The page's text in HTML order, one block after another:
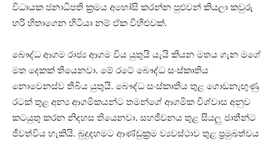
විධායක ජනාධිපති ක්‍රමය අහෝසි කරන්න පුළුවන් කියලා කවුරු
හරි හිතාගෙන හිටියා නම් ඒක විහිළුවක්.
බෞද්ධ ආගම රාජ්‍ය ආගම විය යුතුයි යැයි කියන මතය ගැන මගේ
මත දෙකක් තියෙනවා. මේ රටේ බෞද්ධ සංස්කෘතිය
නොවෙනස්ව තිබිය යුතුයි. බෞද්ධ සංස්කෘතිය තුළ ගොඩනැඟුණු
රටක් තුළ අන්‍ය ආගමිකයන්ට තමන්ගේ ආගමික විශ්වාස අනුව
කටයුතු කරන නිදහස තියෙනවා. සහජීවනය තුළ සියලු ජාතීන්ට
ජීවත්විය හැකියි. බුදුදහමට ආණ්ඩුක්‍රම ව්‍යවස්ථාව තුළ ප්‍රමුඛත්වය